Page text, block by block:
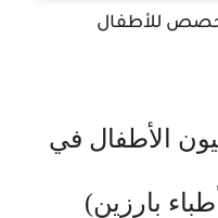
للأطفال
الأطفال في
بارزين)